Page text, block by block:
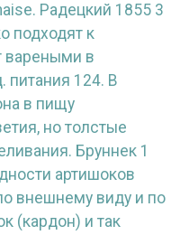
Радецкий 1855 3
подходят к
вареными в
124. В
в пищу
но толстые
Бруннек 1
артишоков
внешнему виду и по
(кардон) и так